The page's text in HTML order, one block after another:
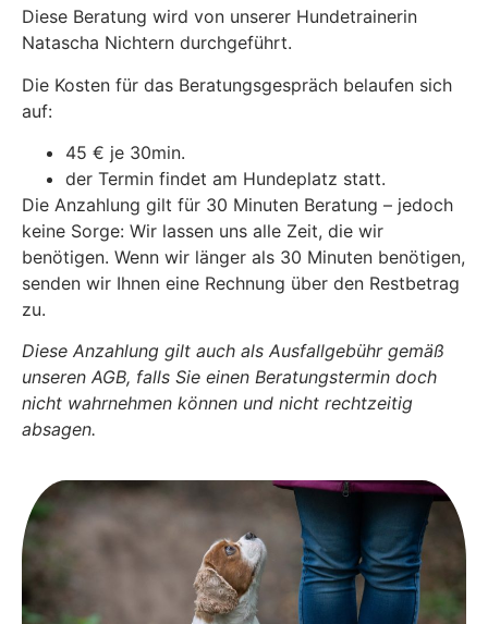
Diese Beratung wird von unserer Hundetrainerin
Natascha Nichtern durchgeführt.
Die Kosten für das Beratungsgespräch belaufen sich
auf:
45 € je 30min.
der Termin findet am Hundeplatz statt.
Die Anzahlung gilt für 30 Minuten Beratung – jedoch
keine Sorge: Wir lassen uns alle Zeit, die wir
benötigen. Wenn wir länger als 30 Minuten benötigen,
senden wir Ihnen eine Rechnung über den Restbetrag
zu.
Diese Anzahlung gilt auch als Ausfallgebühr gemäß
unseren AGB, falls Sie einen Beratungstermin doch
nicht wahrnehmen können und nicht rechtzeitig
absagen.